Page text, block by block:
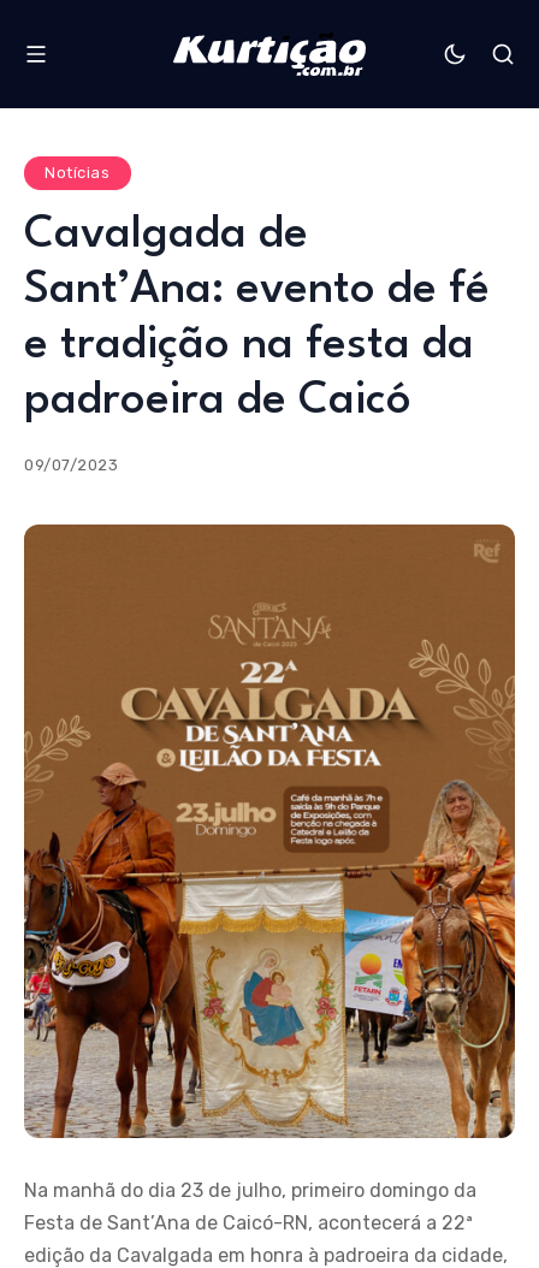
Notícias
Cavalgada de
Sant’Ana: evento de fé
e tradição na festa da
padroeira de Caicó
09/07/2023
Na manhã do dia 23 de julho, primeiro domingo da
Festa de Sant’Ana de Caicó-RN, acontecerá a 22ª
edição da Cavalgada em honra à padroeira da cidade,